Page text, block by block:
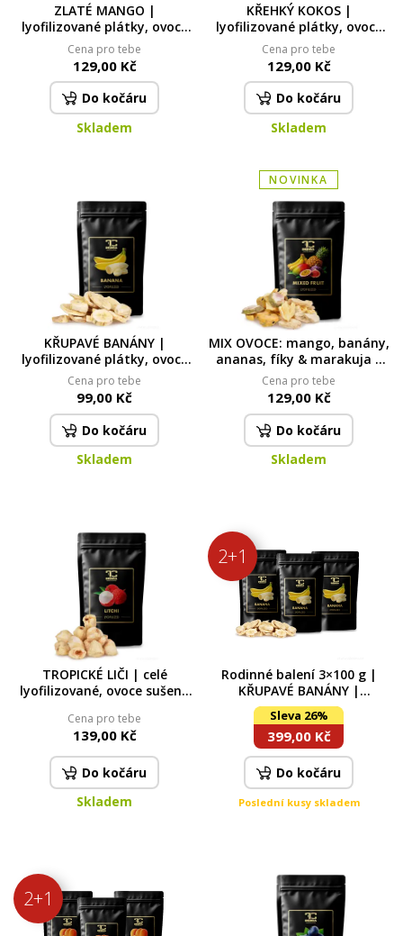
ZLATÉ MANGO |
lyofilizované plátky, ovoce
sušené mrazem | 50 g
Cena pro tebe
129,00 Kč
Do kočáru
Skladem
KŘEHKÝ KOKOS |
lyofilizované plátky, ovoce
sušené mrazem | 50 g
Cena pro tebe
129,00 Kč
Do kočáru
Skladem
KŘUPAVÉ BANÁNY |
lyofilizované plátky, ovoce
sušené mrazem | 50 g
Cena pro tebe
99,00 Kč
Do kočáru
Skladem
NOVINKA
MIX OVOCE: mango, banány,
ananas, fíky & marakuja |
lyofilizované kousky, ovoce
sušené mrazem | 50 g
Cena pro tebe
129,00 Kč
Do kočáru
Skladem
TROPICKÉ LIČI | celé
lyofilizované, ovoce sušené
Cena pro tebe
139,00 Kč
Do kočáru
Skladem
2+1
Rodinné balení 3×100 g |
KŘUPAVÉ BANÁNY |
lyofilizované plátky, ovoce
sušené mrazem
Sleva 26%
399,00 Kč
Do kočáru
Poslední kusy skladem
2+1